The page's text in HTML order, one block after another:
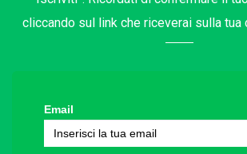
cliccando sul link che riceverai sulla tua
Email